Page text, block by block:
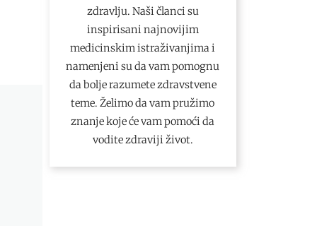
zdravlju. Naši članci su
inspirisani najnovijim
medicinskim istraživanjima i
namenjeni su da vam pomognu
da bolje razumete zdravstvene
teme. Želimo da vam pružimo
znanje koje će vam pomoći da
vodite zdraviji život.